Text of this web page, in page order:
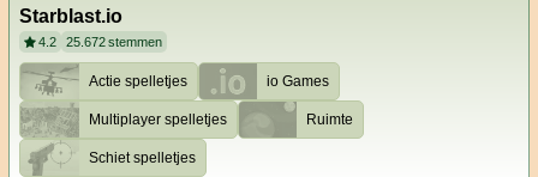
Starblast.io
4.2 25.672stemmen
Actie spelletjes io Games
Multiplayer spelletjes Ruimte
Schiet spelletjes